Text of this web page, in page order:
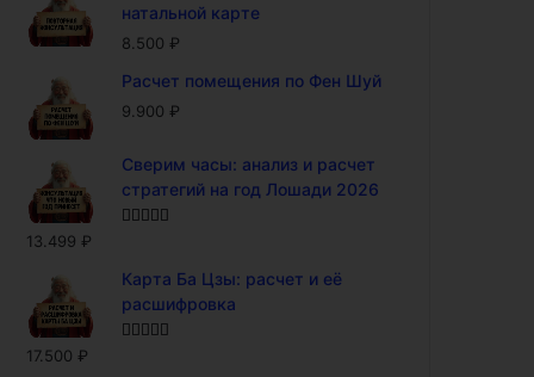
натальной карте
8.500 ₽
Расчет помещения по Фен Шуй
9.900 ₽
Сверим часы: анализ и расчет
стратегий на год Лошади 2026
13.499 ₽
Карта Ба Цзы: расчет и её
расшифровка
17.500 ₽